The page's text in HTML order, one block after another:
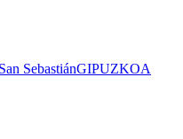
SebastiánGIPUZKOA